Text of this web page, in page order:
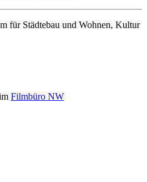
für Städtebau und Wohnen, Kultur
Filmbüro NW